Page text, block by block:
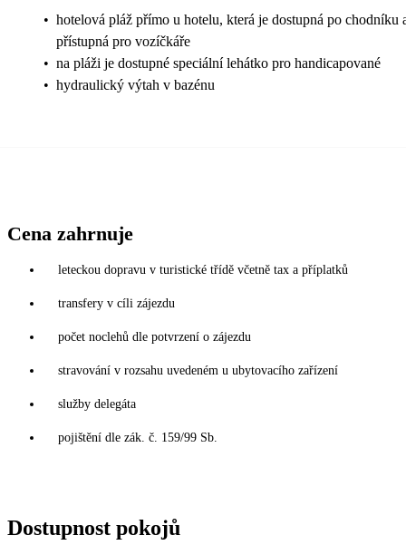
• hotelová pláž přímo u hotelu, která je dostupná po chodníku
přístupná pro vozíčkáře
• na pláži je dostupné speciální lehátko pro handicapované
• hydraulický výtah v bazénu
Cena zahrnuje
leteckou dopravu v turistické třídě včetně tax a příplatků
transfery v cíli zájezdu
počet noclehů dle potvrzení o zájezdu
stravování v rozsahu uvedeném u ubytovacího zařízení
služby delegáta
pojištění dle zák. č. 159/99 Sb.
Dostupnost pokojů